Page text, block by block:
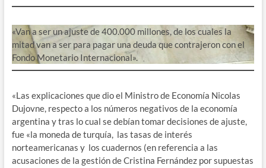
«Van a ser un ajuste de 400.000 millones, de los cuales la
mitad van a ser para pagar una deuda que contrajeron con el
Fondo Monetario Internacional».
«Las explicaciones que dio el Ministro de Economía Nicolas
Dujovne, respecto a los números negativos de la economía
argentina y tras lo cual se debían tomar decisiones de ajuste,
fue «la moneda de turquía, las tasas de interés
norteamericanas y los cuadernos (en referencia a las
acusaciones de la gestión de Cristina Fernández por supuestas